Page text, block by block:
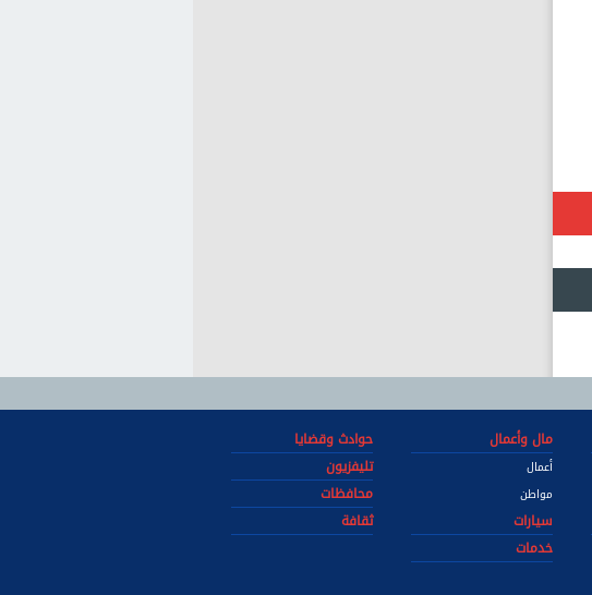
مال وأعمال
أعمال
مواطن
حوادث وقضايا
تليفزيون
محافظات
سيارات
ثقافة
خدمات